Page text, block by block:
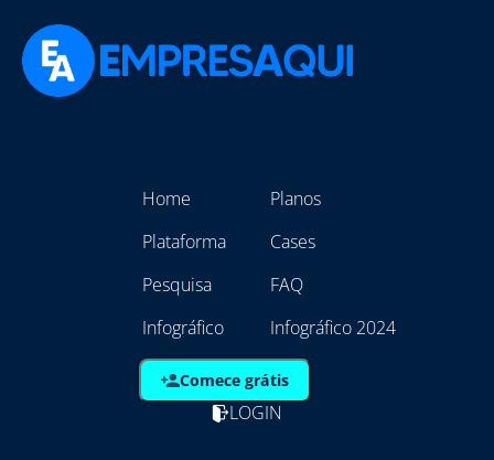
Home
Plataforma
Pesquisa
Infográfico
Planos
Cases
FAQ
Infográfico 2024
Comece grátis
LOGIN